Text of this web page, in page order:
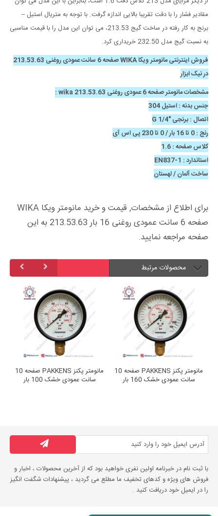
مقادیر فشار را با دقت تقریبا بالایی اندازه گرفت. با توجه به متریال استیل –
برنج به کار رفته در ساخت گیج 213.53، می توان این مدل را با قیمت مناسبی
به نسبت گیج مدل 232.50 خریداری کرد.
فروش اینترنتی مانومتر ویکا WIKA صفحه 6 سانت عمودی روغنی 213.53.63
در نیک ابزار
مشخصات مانومتر صفحه 6 عمودی روغنی wika 213.53.63 :
جنس بدنه : استیل 304
اتصال : برنجی "1/4 G
رنج : 0 تا 16 بار / 0 تا 230 پی اس آی
کلاس صفحه : 1.6
استاندارد : EN837-1
ساخت آلمان / لهستان
برای اطلاع از مشخصات, قیمت و خرید مانومتر ویکا WIKA
صفحه 6 سانت عمودی روغنی 16 بار 213.53.63 به این
صفحه مراجعه نمایید.
محصولات مرتبط
مانومتر پکنز PAKKENS صفحه 10
سانت عمودی خشک 100 بار
مانومتر پکنز PAKKENS صفحه 10
سانت عمودی خشک 160 بار
با ثبت نام در خبرنامه اولین نفری خواهید بود که از آخرین محصولات ، اخبار و
فروش های ویژه و کدهای تخفیف ما مطلع می گردید ، پیشنهادات شگفت انگیز
را در ایمیل خود دریافت کنید .